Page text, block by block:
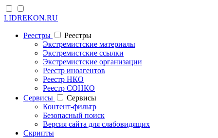
LIDREKON.RU
Реестры
Реестры
Экстремистские материалы
Экстремистские ссылки
Экстремистские организации
Реестр иноагентов
Реестр НКО
Реестр СОНКО
Cервисы
Cервисы
Контент-фильтр
Безопасный поиск
Версия сайта для слабовидящих
Скрипты